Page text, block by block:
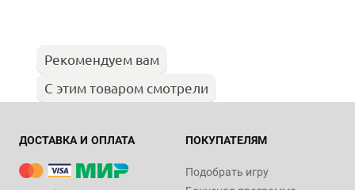
Рекомендуем вам
С этим товаром смотрели
ДОСТАВКА И ОПЛАТА ПОКУПАТЕЛЯМ
Подобрать игру